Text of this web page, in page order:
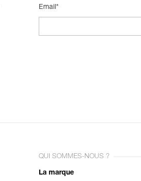
Email*
QUI SOMMES-NOUS ?
La marque